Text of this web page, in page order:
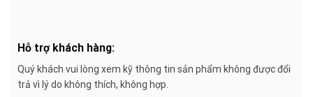
Hỗ trợ khách hàng:
Quý khách vui lòng xem kỹ thông tin sản phẩm không được đổi
trả vì lý do không thích, không hợp.